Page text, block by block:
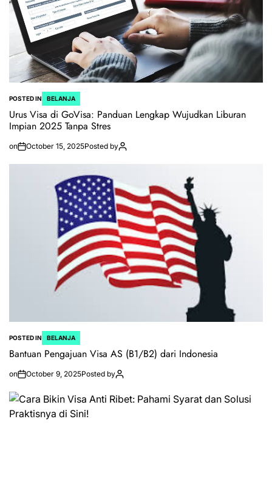
POSTED IN BELANJA
Urus Visa di GoVisa: Panduan Lengkap Wujudkan Liburan
Impian 2025 Tanpa Stres
on October 15, 2025Posted by
POSTED IN BELANJA
Bantuan Pengajuan Visa AS (B1/B2) dari Indonesia
on October 9, 2025Posted by